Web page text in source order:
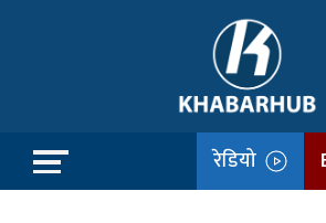
रेडियो